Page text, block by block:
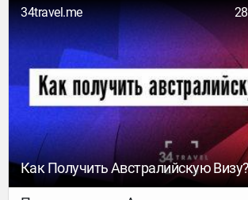
ценителей искусства музей-
город Бетюн тянет фанатов
деко, Кот-д'Опаль манит
бывший шахтерский поселок Сите-
Электрисьен (Cité des Électriciens)
приглашает на «шарбоне» – так
местный винодел, соединяя
шардоне (chardonnay) и слово
Сите-де-Электрисьен – отличный
как можно превращать памятники
34travel.me
Как Получить Австралийскую